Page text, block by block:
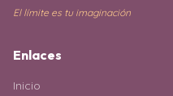
El límite es tu imaginación
Enlaces
Inicio